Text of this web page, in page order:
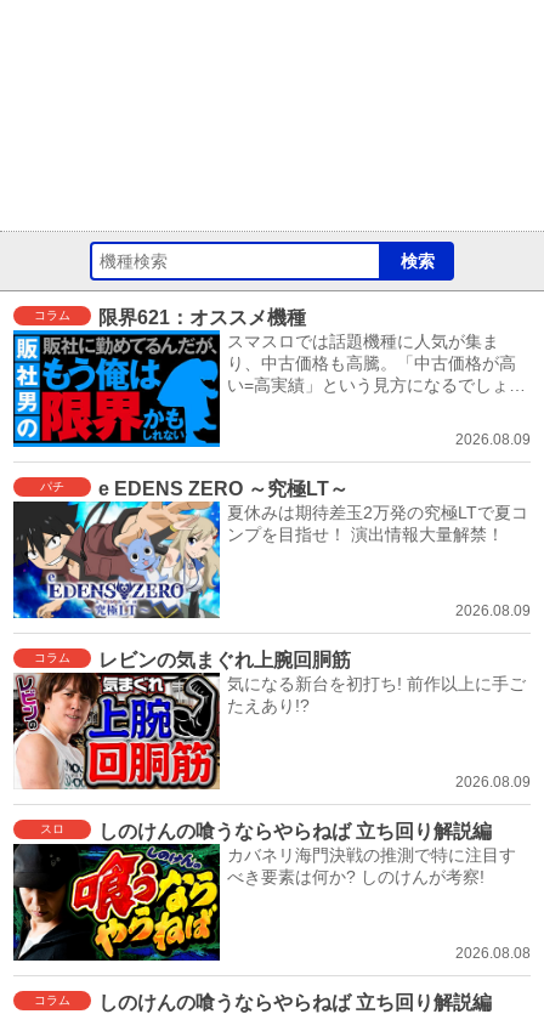
コラム 限界621：オススメ機種
スマスロでは話題機種に人気が集ま
り、中古価格も高騰。「中古価格が高
い=高実績」という見方になるでしょ
2026.08.09
パチ e EDENS ZERO ～究極LT～
夏休みは期待差玉2万発の究極LTで夏コ
ンプを目指せ！ 演出情報大量解禁！
2026.08.09
コラム レビンの気まぐれ上腕回胴筋
気になる新台を初打ち! 前作以上に手ご
たえあり!?
2026.08.09
スロ しのけんの喰うならやらねば 立ち回り解説編
カバネリ海門決戦の推測で特に注目す
べき要素は何か? しのけんが考察!
2026.08.08
コラム しのけんの喰うならやらねば 立ち回り解説編